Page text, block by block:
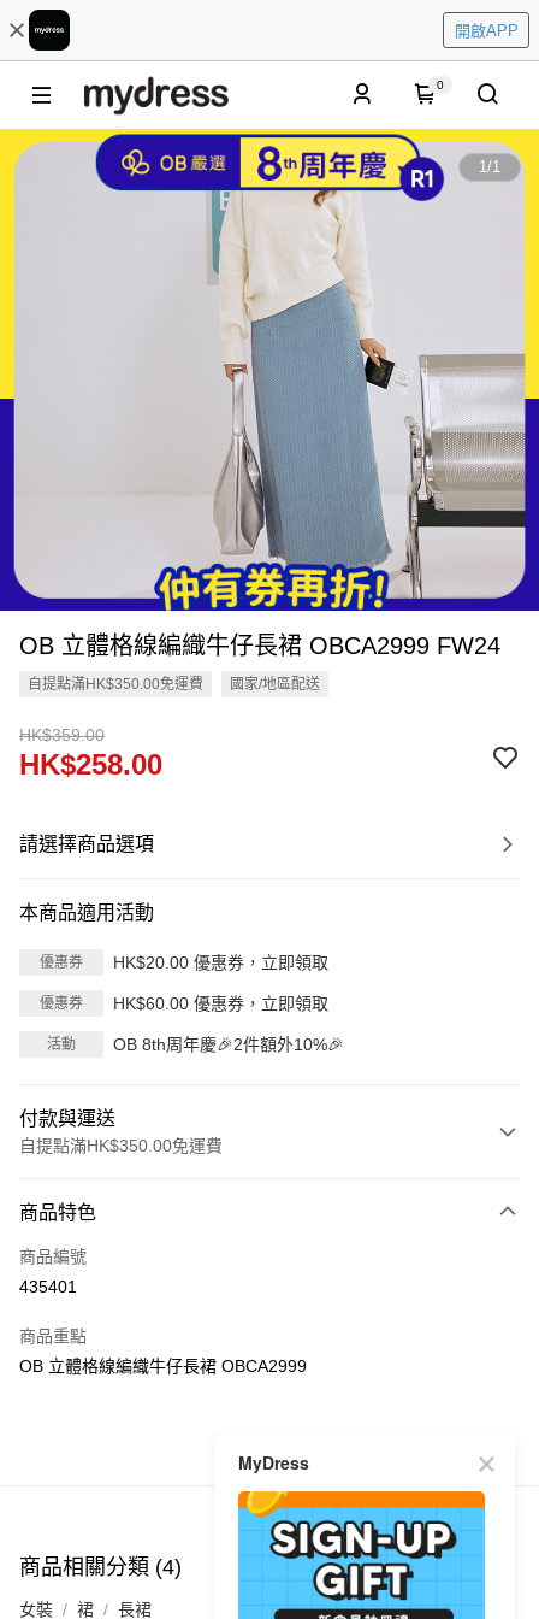
開啟APP
0
1/1
OB 立體格線編織牛仔長裙 OBCA2999 FW24
自提點滿HK$350.00免運費 國家/地區配送
HK$359.00
HK$258.00
請選擇商品選項
本商品適用活動
優惠券 HK$20.00 優惠券，立即領取
優惠券 HK$60.00 優惠券，立即領取
活動 OB 8th周年慶🎉2件額外10%🎉
付款與運送
自提點滿HK$350.00免運費
信用卡
Apple Pay
PayMe
每筆HK$40.00，滿HK$350.00或以上免運費
付款後順豐站及營業點
每筆HK$40.00，滿HK$350.00或以上免運費
商品特色
商品編號
435401
商品重點
OB 立體格線編織牛仔長裙 OBCA2999
商品推薦
商品相關分類 (4)
女裝 裙 長裙
MyDress